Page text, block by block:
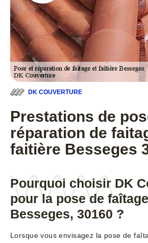
DK COUVERTURE
Prestations de
réparation de
faitière Besseges
Pourquoi choisir DK
pour la pose de
Besseges, 30160 ?
Lorsque vous envisagez la pose de